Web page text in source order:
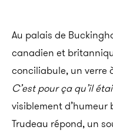
Au palais de
canadien et
conciliabule, un verre
C’est pour ça qu’il
visiblement d’humeur
Trudeau répond, un